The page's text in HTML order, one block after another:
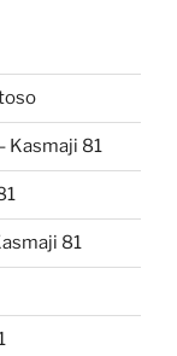
Kasmaji 81
81